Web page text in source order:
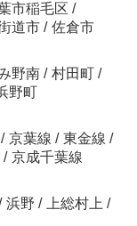
市稲毛区 /
道市 / 佐倉市
野南 / 村田町 /
野町
/ 京葉線 / 東金線 /
/ 京成千葉線
浜野 / 上総村上 /